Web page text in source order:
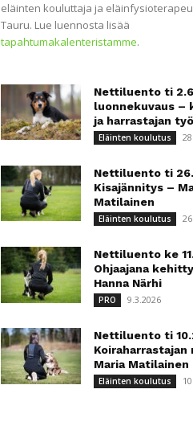
eläinten kouluttaja ja
Tauru. Lue luennosta lisää
tapahtumakalenteristamme.
Nettiluento ti
luonnekuvaus –
ja harrastajan
Eläinten koulutus
Nettiluento ti
Kisajännitys –
Matilainen
Eläinten koulutus
Nettiluento ke
Ohjaajana
Hanna Närhi
PRO 9.3.2026
Nettiluento ti
Maria Matilainen
Eläinten koulutus